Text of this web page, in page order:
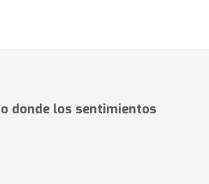
donde los sentimientos